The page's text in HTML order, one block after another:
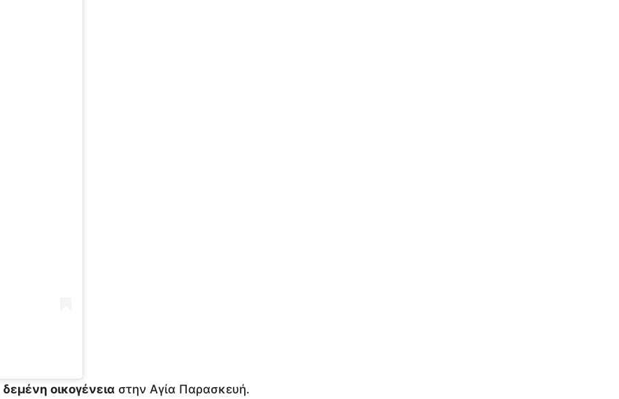
δεμένη οικογένεια στην Αγία Παρασκευή.